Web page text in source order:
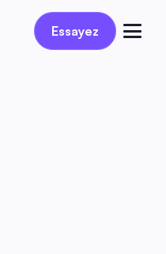
Réservez une démo
Essayez